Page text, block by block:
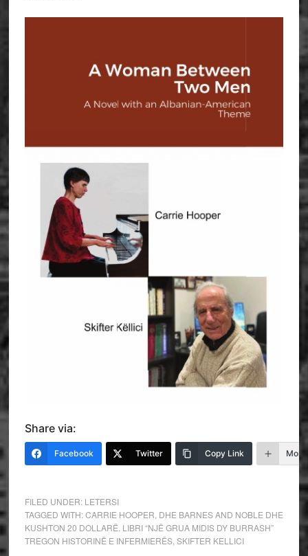
Share via:
Facebook Twitter Copy Link More
FILED UNDER: LETERSI
TAGGED WITH:CARRIE HOOPER DHE BARNES AND NOBLE DHE
KUSHTON 20 DOLLARË. LIBRI “NJË GRUA MIDIS DY BURRASH”
TREGON HISTORINË E INFERMIERËS, SKIFTER KELLICI